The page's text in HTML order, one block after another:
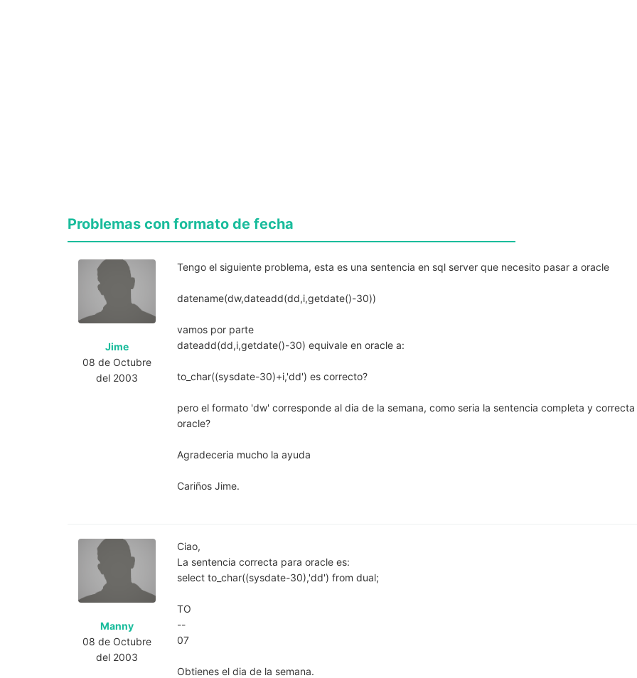
Problemas con formato de fecha
Jime
08 de Octubre
del 2003
Tengo el siguiente problema, esta es una sentencia en sql server que necesito pasar a oracle
datename(dw,dateadd(dd,i,getdate()-30))
vamos por parte
dateadd(dd,i,getdate()-30) equivale en oracle a:
to_char((sysdate-30)+i,'dd') es correcto?
pero el formato 'dw' corresponde al dia de la semana, como seria la sentencia completa y correcta
oracle?
Agradeceria mucho la ayuda
Cariños Jime.
Manny
08 de Octubre
del 2003
Ciao,
La sentencia correcta para oracle es:
select to_char((sysdate-30),'dd') from dual;
TO
--
07
Obtienes el dia de la semana.